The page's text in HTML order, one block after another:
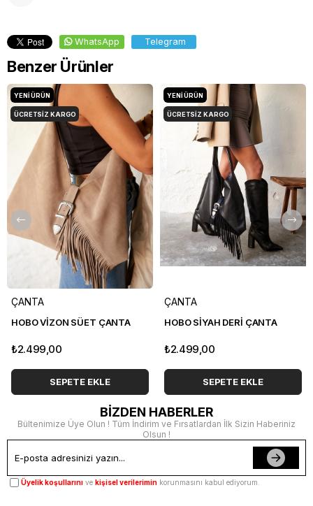
WhatsApp Telegram
Benzer Ürünler
ÇANTA
HOBO VİZON SÜET ÇANTA
₺2.499,00
SEPETE EKLE
YENI ÜRÜN
ÜCRETSIZ KARGO
ÇANTA
HOBO SİYAH DERİ ÇANTA
₺2.499,00
SEPETE EKLE
YENI ÜRÜN
ÜCRETSIZ KARGO
BİZDEN HABERLER
Bültenimize Üye Olun ! Tüm İndirim ve Fırsatlardan İlk Sizin Haberiniz
Olsun !
Üyelik koşullarını ve kişisel verilerimin korunmasını kabul ediyorum.